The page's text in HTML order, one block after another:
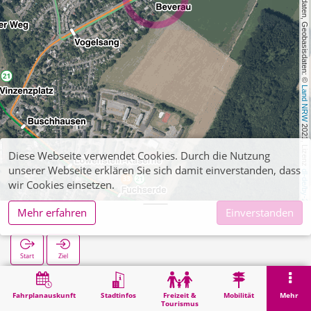
, Kartendaten, Geobasisdaten: ©
Land NRW
2021, Lizenz
dl-de/by-2-0
Fahrplanauskunft Stadtinfos
Freizeit &
Tourismus
Mobilität Mehr
Beverau
Start Ziel
Suche
Diese Webseite verwendet Cookies. Durch die Nutzung
unserer Webseite erklären Sie sich damit einverstanden, dass
wir Cookies einsetzen.
Mehr erfahren
Einverstanden